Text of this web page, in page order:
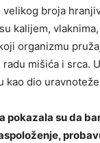
broja
kalijem,
organizmu
mišića i srca.
kao dio
pokazala su da